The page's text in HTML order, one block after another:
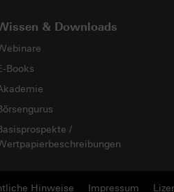
& Downloads
Books
/
Hinweise Impressum